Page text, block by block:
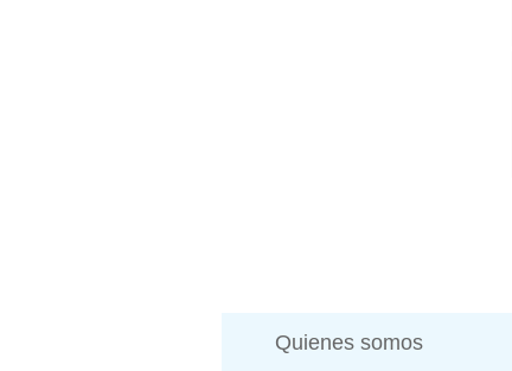
Quienes somos